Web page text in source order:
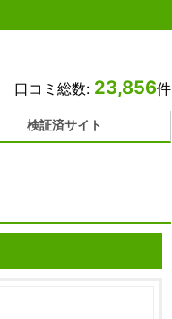
口コミ総数: 23,856件
検証済サイト